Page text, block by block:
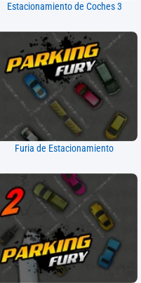
Estacionamiento de Coches 3
Furia de Estacionamiento